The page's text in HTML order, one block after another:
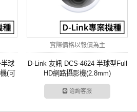
球
(可
實際價格以報價為主
D-Link 友訊 DCS-4624 半球型Full
HD網路攝影機(2.8mm)
洽詢客服